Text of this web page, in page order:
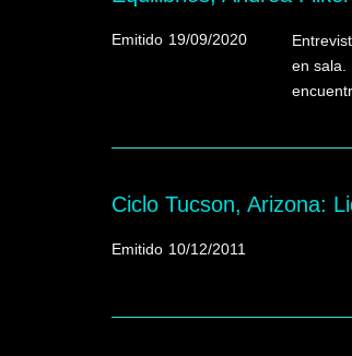
Emitido 19/09/2020
en sala.
Ciclo Tucson, Arizona:
Emitido 10/12/2011